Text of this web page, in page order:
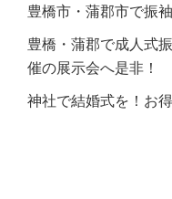
豊橋市・蒲郡市で振
豊橋・蒲郡で成人式
催の展示会へ是非！
神社で結婚式を！お